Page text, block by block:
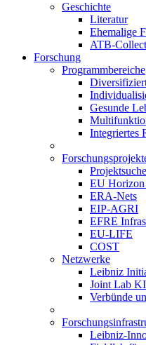
Geschichte
Literatur
Ehemalige
ATB-
Forschung
Programmbereiche
Gesunde
Integriertes
Projektsuche
EU Horizon
ERA-Nets
EIP-AGRI
EFRE
EU-LIFE
COST
Netzwerke
Leibniz
Joint Lab
Verbünde
Leibniz-